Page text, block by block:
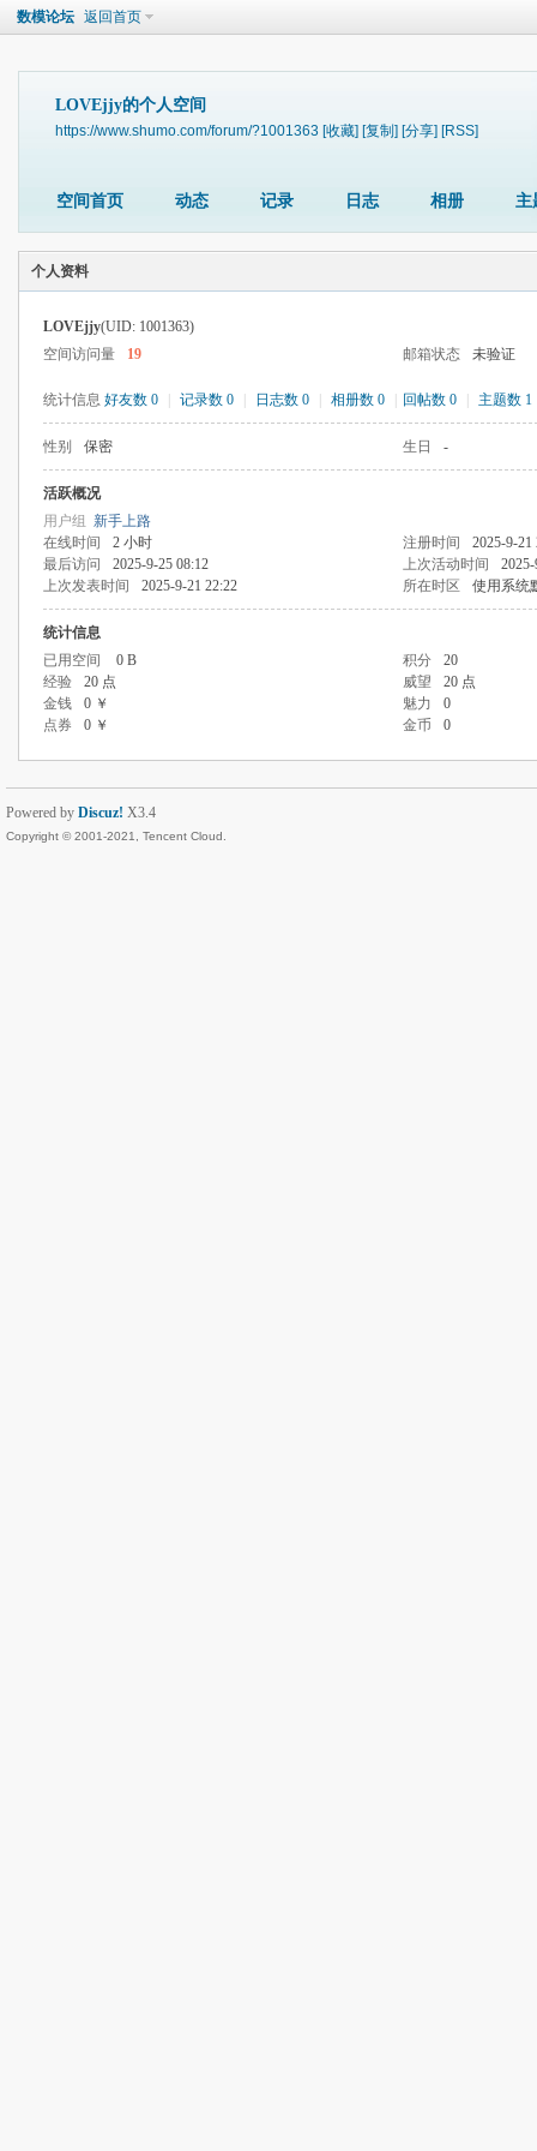
数模论坛 返回首页
LOVEjjy的个人空间
https://www.shumo.com/forum/?1001363 [收藏] [复制] [分享] [RSS]
空间首页 动态 记录 日志 相册 主
个人资料
LOVEjjy(UID: 1001363)
空间访问量
19 邮箱状态 未验证
统计信息 好友数 0 记录数 0 日志数 0 相册数 0 回帖数 0 主题数 1
性别 保密 生日 -
活跃概况
用户组 新手上路
在线时间
2 小时 注册时间
2025-9-21
最后访问
2025-9-25 08:12 上次活动时间
上次发表时间
2025-9-21 22:22 所在时区 使用系统
统计信息
已用空间
0 B 积分
20
经验
20 点 威望
20 点
金钱
0 ￥ 魅力
0
点券
0 ￥ 金币 0
Powered by Discuz! X3.4
Copyright © 2001-2021, Tencent Cloud.